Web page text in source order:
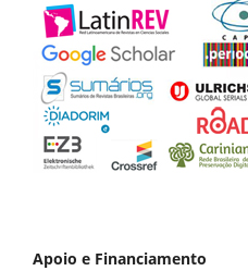
Apoio e Financiamento